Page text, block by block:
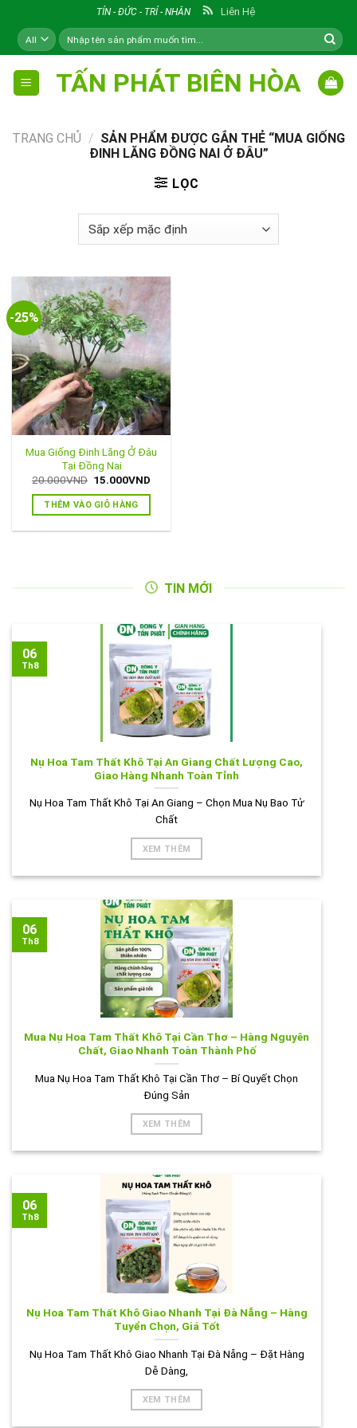
content
TÍN - ĐỨC - TRÍ - NHÂN Liên Hệ
Tìm
kiếm:
TẤN PHÁT BIÊN HÒA
TRANG CHỦ / SẢN PHẨM ĐƯỢC GẮN THẺ “MUA GIỐNG
ĐINH LĂNG ĐỒNG NAI Ở ĐÂU”
LỌC
-25%
Mua Giống Đinh Lăng Ở Đâu
Tại Đồng Nai
20.000VND Giá
là:
20.000VND.
15.000VND
THÊM VÀO GIỎ HÀNG
TIN MỚI
Nụ Hoa Tam Thất Khô Tại An Giang Chất Lượng Cao,
Giao Hàng Nhanh Toàn Tỉnh
Nụ Hoa Tam Thất Khô Tại An Giang – Chọn Mua Nụ Bao Tử
Chất
XEM THÊM
06
Th8
Mua Nụ Hoa Tam Thất Khô Tại Cần Thơ – Hàng Nguyên
Chất, Giao Nhanh Toàn Thành Phố
Mua Nụ Hoa Tam Thất Khô Tại Cần Thơ – Bí Quyết Chọn
Đúng Sản
XEM THÊM
06
Th8
Nụ Hoa Tam Thất Khô Giao Nhanh Tại Đà Nẵng – Hàng
Tuyển Chọn, Giá Tốt
Nụ Hoa Tam Thất Khô Giao Nhanh Tại Đà Nẵng – Đặt Hàng
Dễ Dàng,
XEM THÊM
06
Th8